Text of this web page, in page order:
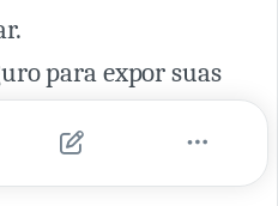
para expor suas
a maioria e